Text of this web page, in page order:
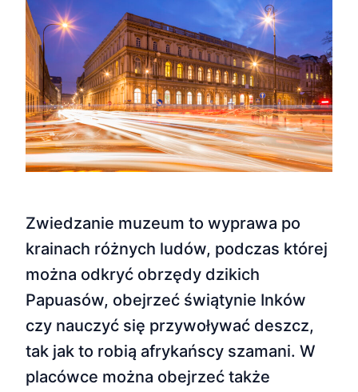
Zwiedzanie muzeum to wyprawa po
krainach różnych ludów, podczas której
można odkryć obrzędy dzikich
Papuasów, obejrzeć świątynie Inków
czy nauczyć się przywoływać deszcz,
tak jak to robią afrykańscy szamani. W
placówce można obejrzeć także